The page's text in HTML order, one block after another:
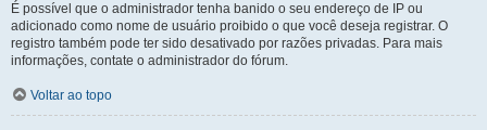
É possível que o administrador tenha banido o seu endereço de IP ou
adicionado como nome de usuário proibido o que você deseja registrar. O
registro também pode ter sido desativado por razões privadas. Para mais
informações, contate o administrador do fórum.
Voltar ao topo